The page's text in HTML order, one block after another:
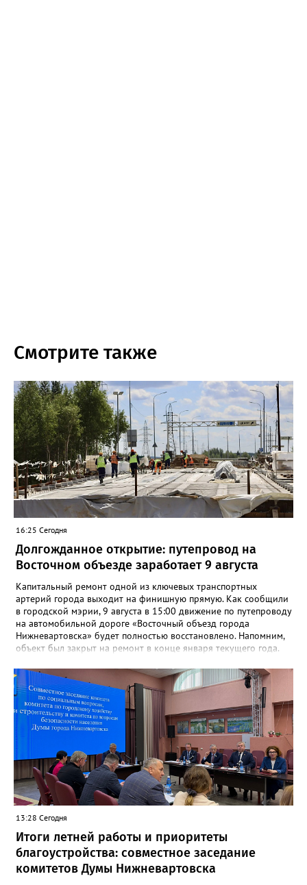
Смотрите также
16:25 Сегодня
Долгожданное открытие: путепровод на
Восточном объезде заработает 9 августа
Капитальный ремонт одной из ключевых транспортных
артерий города выходит на финишную прямую. Как сообщили
в городской мэрии, 9 августа в 15:00 движение по путепроводу
на автомобильной дороге «Восточный объезд города
Нижневартовска» будет полностью восстановлено. Напомним,
объект был закрыт на ремонт в конце января текущего года.
августа в 15 часов возобновится движение транспортных
средств по путепроводу на автомобильной дороге «Восточный
объезд города Нижневартовска»»,- сказано в сообщении.
Путепровод на Восточном объезде — важнейшая транспортная
артерия, соединяющая Нижневартовск с региональной
трассой. Он пропускает значительный поток транспорта и
связывает город с другими муниципалитетами округа и
Томской областью. После открытия движение по восточному
направлению серьёзно разгрузится. Водителей просят
соблюдать правила дорожного движения и быть
внимательными за рулём.
13:28 Сегодня
Итоги летней работы и приоритеты
благоустройства: совместное заседание
комитетов Думы Нижневартовска